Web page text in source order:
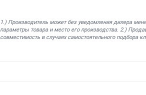
1.) Производитель может без уведомления дилера
параметры товара и место его производства. 2.)
совместимость в случаях самостоятельного подбора